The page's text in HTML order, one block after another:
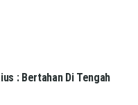
: Bertahan Di Tengah